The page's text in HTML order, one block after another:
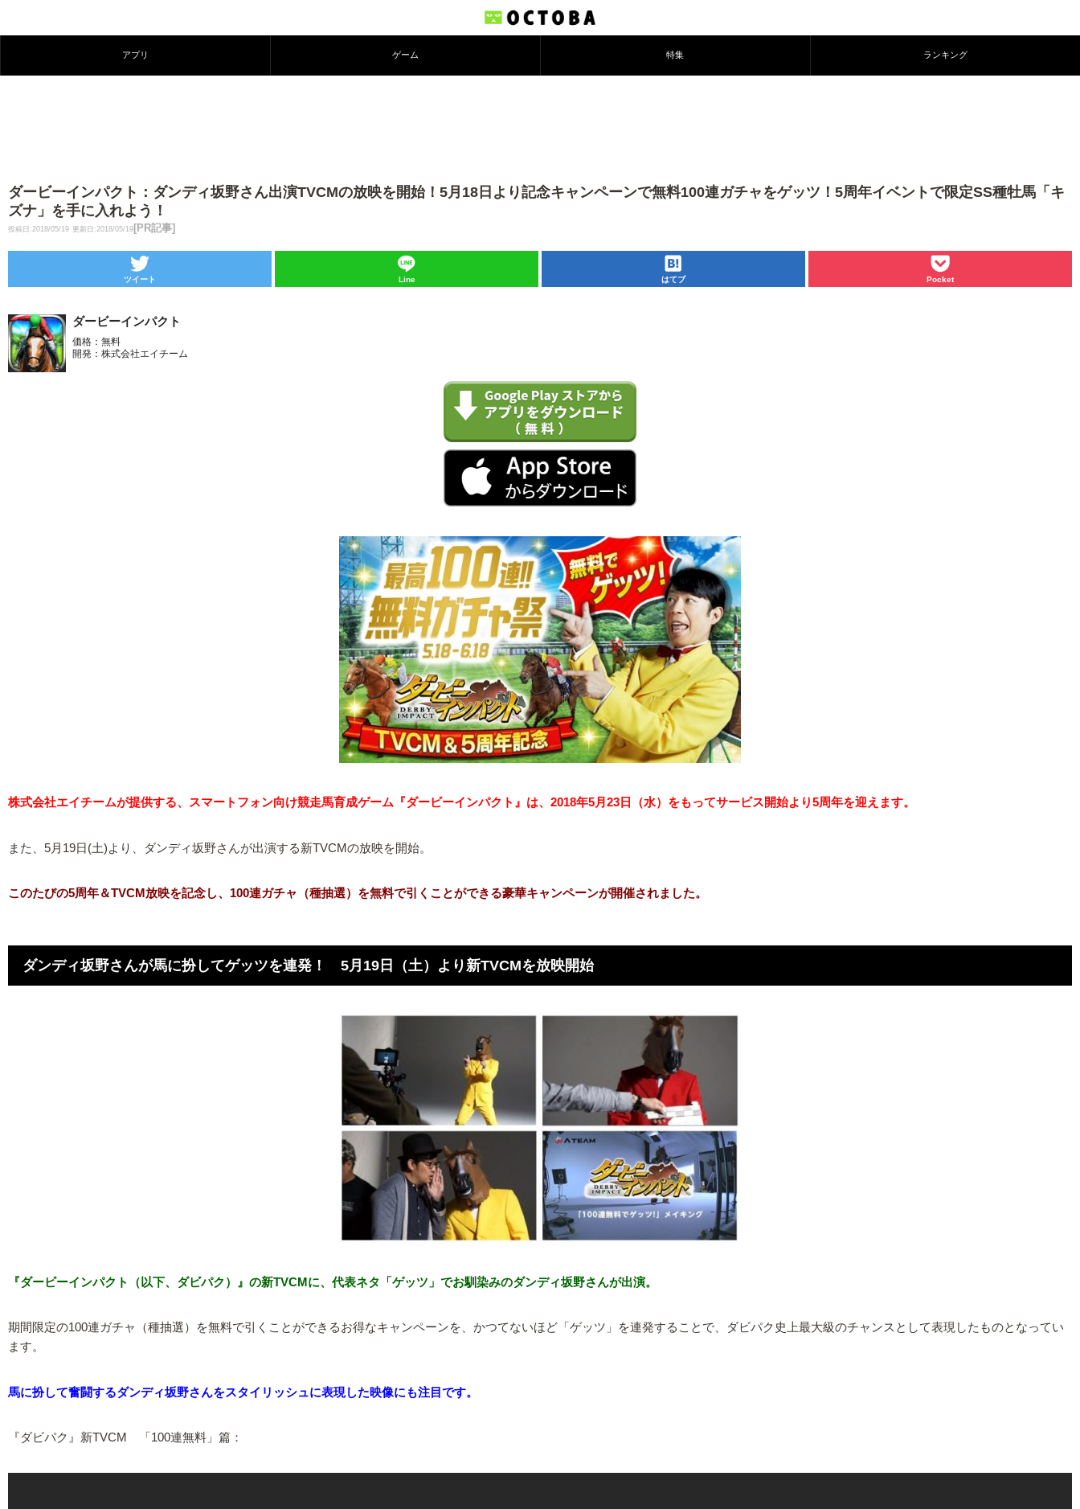
アプリ ゲーム 特集 ランキング
ダービーインパクト：ダンディ坂野さん出演TVCMの放映を開始！5月18日より記念キャンペーンで無料100連ガチャをゲッツ！5周年イベントで限定SS種牡馬「キ
ズナ」を手に入れよう！
投稿日:2018/05/19 更新日:2018/05/19 [PR記事]
ツイート Line はてブ Pocket
ダービーインパクト
価格：無料
開発：株式会社エイチーム
株式会社エイチームが提供する、スマートフォン向け競走馬育成ゲーム『ダービーインパクト』は、2018年5月23日（水）をもってサービス開始より5周年を迎えます。
また、5月19日(土)より、ダンディ坂野さんが出演する新TVCMの放映を開始。
このたびの5周年＆TVCM放映を記念し、100連ガチャ（種抽選）を無料で引くことができる豪華キャンペーンが開催されました。
ダンディ坂野さんが馬に扮してゲッツを連発！ 5月19日（土）より新TVCMを放映開始
『ダービーインパクト（以下、ダビパク）』の新TVCMに、代表ネタ「ゲッツ」でお馴染みのダンディ坂野さんが出演。
期間限定の100連ガチャ（種抽選）を無料で引くことができるお得なキャンペーンを、かつてないほど「ゲッツ」を連発することで、ダビパク史上最大級のチャンスとして表現したものとなってい
ます。
馬に扮して奮闘するダンディ坂野さんをスタイリッシュに表現した映像にも注目です。
『ダビパク』新TVCM 「100連無料」篇：